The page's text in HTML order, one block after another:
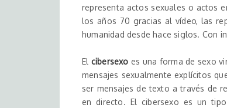
representa actos sexuales o actos
los años 70 gracias al vídeo, las
humanidad desde hace siglos. Con
El cibersexo es una forma de sexo
mensajes sexualmente explícitos
ser mensajes de texto a través de
en directo. El cibersexo es un